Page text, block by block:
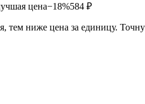
цена−18%584 ₽
тем ниже цена за единицу.